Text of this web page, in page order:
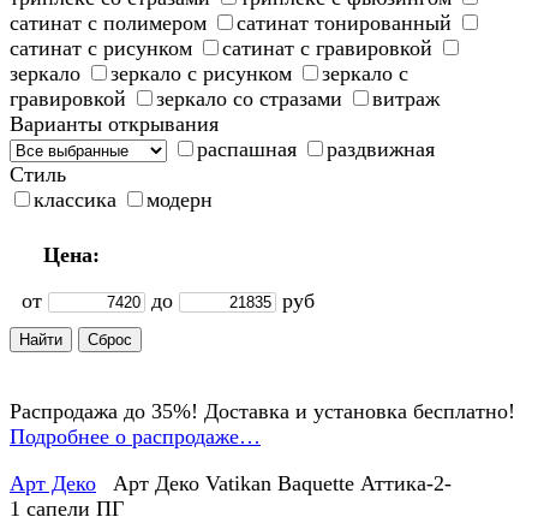
сатинат с полимером
сатинат тонированный
сатинат с рисунком
сатинат с гравировкой
зеркало
зеркало с рисунком
зеркало с
гравировкой
зеркало со стразами
витраж
Варианты открывания
распашная
раздвижная
Стиль
классика
модерн
Цена:
от
до руб
Распродажа до 35%! Доставка и установка бесплатно!
Подробнее о распродаже…
Арт Деко
Арт Деко Vatikan Baquette Аттика-2-
1 сапели ПГ